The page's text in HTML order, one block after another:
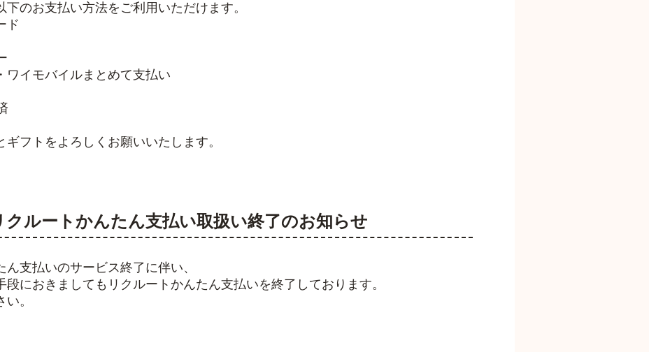
下のお支払い方法をご利用いただけます。
ド
ワイモバイルまとめて支払い
ギフトをよろしくお願いいたします。
クルートかんたん支払い取扱い終了のお知らせ
ん支払いのサービス終了に伴い、
段におきましてもリクルートかんたん支払いを終了しております。
。